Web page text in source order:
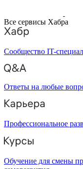
Все сервисы Хабра
Сообщество IT-
Ответы на любые
Профессиональное
Обучение для смены